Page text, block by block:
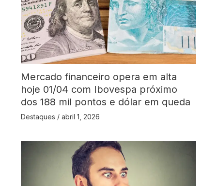
Mercado financeiro opera em alta
hoje 01/04 com Ibovespa próximo
dos 188 mil pontos e dólar em queda
Destaques / abril 1, 2026